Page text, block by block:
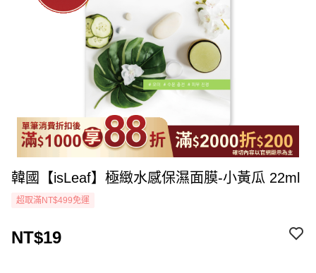
韓國【isLeaf】極緻水感保濕面膜-小黃瓜 22ml
超取滿NT$499免運
NT$19